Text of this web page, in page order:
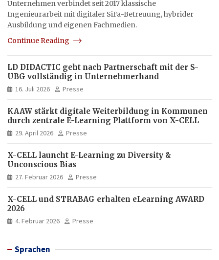
Unternehmen verbindet seit 2017 klassische
Ingenieurarbeit mit digitaler SiFa-Betreuung, hybrider
Ausbildung und eigenen Fachmedien.
Continue Reading
LD DIDACTIC geht nach Partnerschaft mit der S-
UBG vollständig in Unternehmerhand
16. Juli 2026 Presse
KAAW stärkt digitale Weiterbildung in Kommunen
durch zentrale E-Learning Plattform von X-CELL
29. April 2026 Presse
X-CELL launcht E-Learning zu Diversity &
Unconscious Bias
27. Februar 2026 Presse
X-CELL und STRABAG erhalten eLearning AWARD
2026
4. Februar 2026 Presse
Sprachen